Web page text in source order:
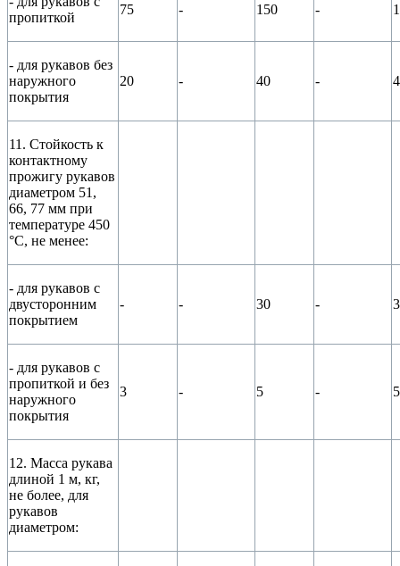
пропиткой
75 - 150 -
- для рукавов без
наружного
покрытия
20 - 40 -
11. Стойкость к
контактному
прожигу рукавов
диаметром 51,
66, 77 мм при
температуре 450
°С, не менее:
- для рукавов с
двусторонним
покрытием
- - 30 -
- для рукавов с
пропиткой и без
наружного
покрытия
3 - 5 - 5
12. Масса рукава
длиной 1 м, кг,
не более, для
рукавов
диаметром: